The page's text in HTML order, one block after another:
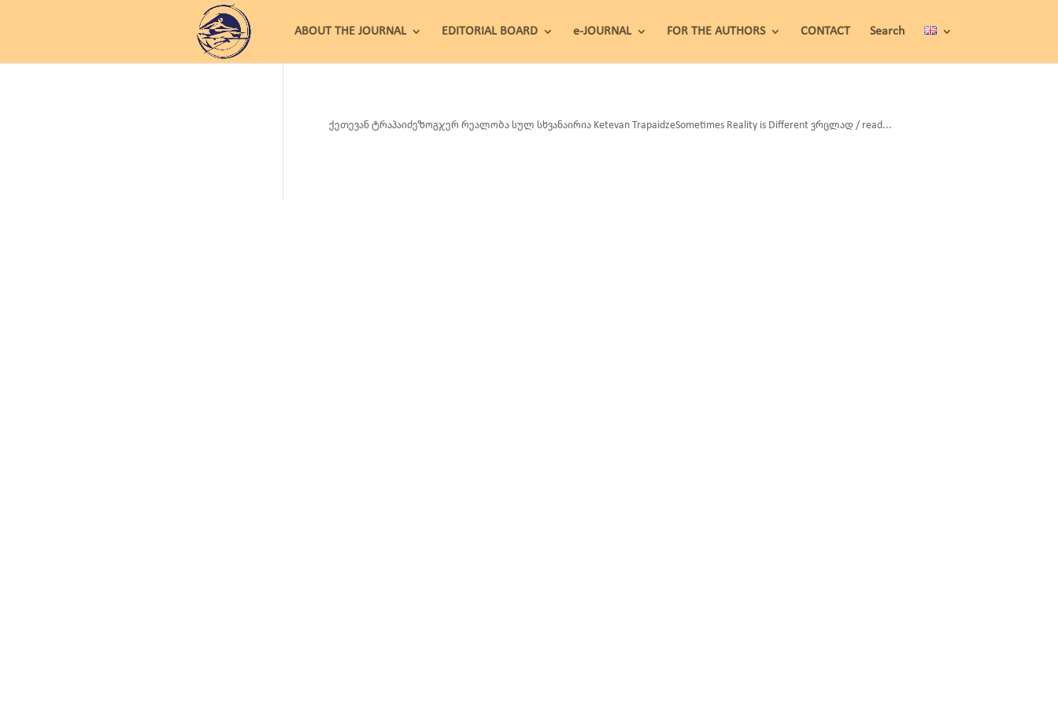
ABOUT THE JOURNAL EDITORIAL BOARD e-JOURNAL FOR THE AUTHORS CONTACT Search
ქეთევან ტრაპაიძეზოგჯერ რეალობა სულ სხვანაირია Ketevan TrapaidzeSometimes Reality is Different ვრცლად / read...